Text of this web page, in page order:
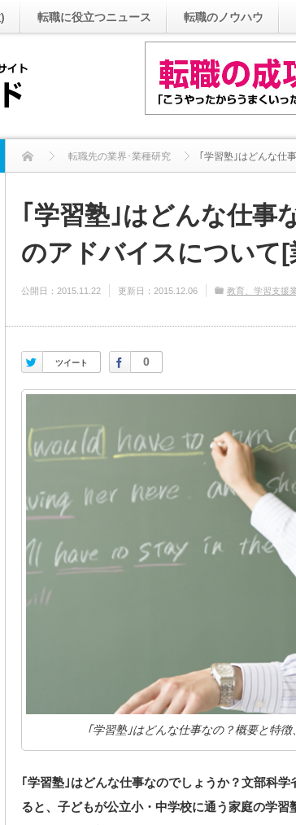
転職に役立つニュース 転職のノウハウ
転職先の業界･業種研究 ｢学習塾｣はどんな仕
｢学習塾｣はどんな仕事
のアドバイスについて[
公開日： 2015.11.22 更新日： 2015.12.06 教育、学習支援
ツイート
Twitter 0
Facebook
｢学習塾｣はどんな仕事なの？概要と特
｢学習塾｣はどんな仕事なのでしょうか？文部科
ると、子どもが公立小・中学校に通う家庭の学